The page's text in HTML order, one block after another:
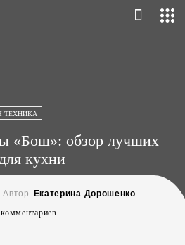
ТЕХНИКА
«Бош»: обзор лучших
кухни
Автор Екатерина Дорошенко
комментариев